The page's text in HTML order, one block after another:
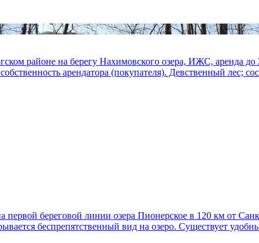
районе на берегу Нахимовского озера, ИЖС, аренда
арендатора (покупателя). Девственный лес;
первой береговой линии озера Пионерское в 120 км от
беспрепятственный вид на озеро. Существует